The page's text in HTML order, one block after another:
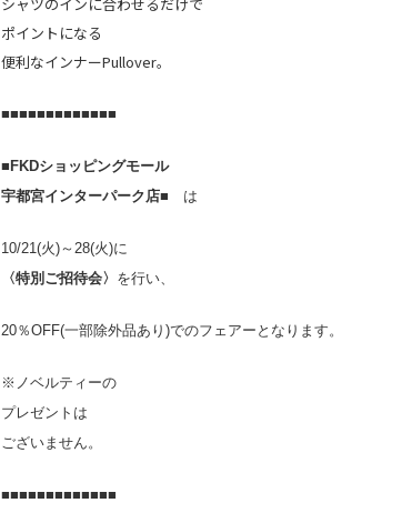
ポイントになる
便利なインナーPullover。
■■■■■■■■■■■■■
■FKDショッピングモール
宇都宮インターパーク店■ は
10/21(火)～28(火)に
〈特別ご招待会〉 を行い、
20％OFF(一部除外品あり)でのフェアーとなります。
※ノベルティーの
プレゼントは
ございません。
■■■■■■■■■■■■■